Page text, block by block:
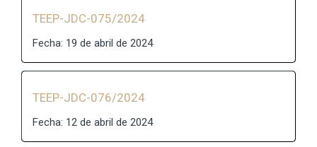
TEEP-JDC-075/2024
Fecha: 19 de abril de 2024
TEEP-JDC-076/2024
Fecha: 12 de abril de 2024